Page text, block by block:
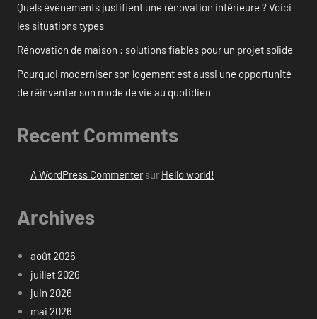
Quels événements justifient une rénovation intérieure ? Voici
les situations types
Rénovation de maison : solutions fiables pour un projet solide
Pourquoi moderniser son logement est aussi une opportunité
de réinventer son mode de vie au quotidien
Recent Comments
A WordPress Commentersur Hello world!
Archives
août 2026
juillet 2026
juin 2026
mai 2026